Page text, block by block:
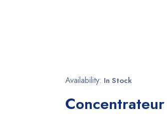
Availability: In Stock